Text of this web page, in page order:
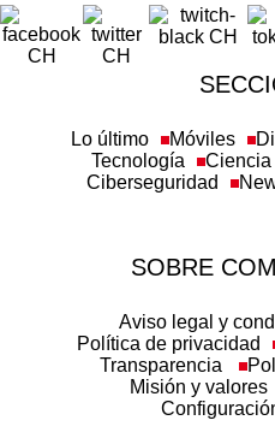
Lo último Móviles
Tecnología
Ciencia
Ciberseguridad
SOBRE
Aviso legal y
Política de privacidad
Transparencia
Misión y valores